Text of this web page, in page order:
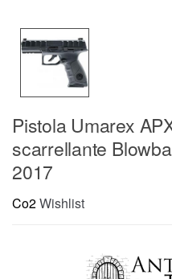
Pistola Umarex
scarrellante
2017
Co2Wishlist